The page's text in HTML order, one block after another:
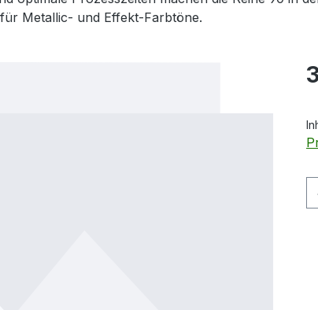
Metallic- und Effekt-Farbtöne.